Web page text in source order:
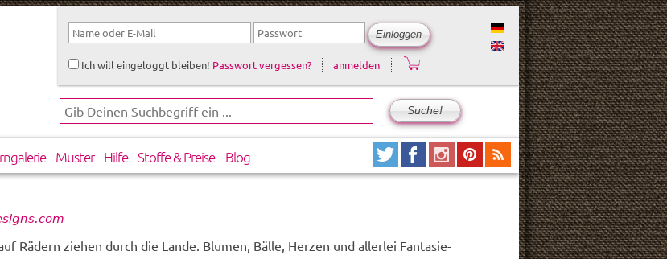
Ich will eingeloggt bleiben! Passwort vergessen? anmelden
Muster Hilfe Stoffe & Preise Blog
Rädern ziehen durch die Lande. Blumen, Bälle, Herzen und allerlei Fantasie-